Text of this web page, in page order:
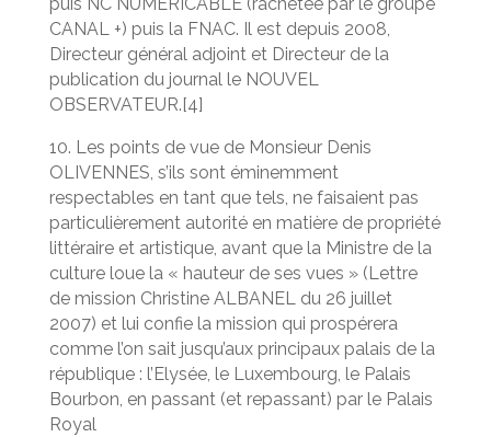
CANAL +) puis la FNAC. Il est depuis 2008,
Directeur général adjoint et Directeur de la
publication du journal le NOUVEL
OBSERVATEUR.[4]
10. Les points de vue de Monsieur Denis
OLIVENNES, s’ils sont éminemment
respectables en tant que tels, ne faisaient pas
particulièrement autorité en matière de propriété
littéraire et artistique, avant que la Ministre de la
culture loue la « hauteur de ses vues » (Lettre
de mission Christine ALBANEL du 26 juillet
2007) et lui confie la mission qui prospérera
comme l’on sait jusqu’aux principaux palais de la
république : l’Elysée, le Luxembourg, le Palais
Bourbon, en passant (et repassant) par le Palais
Royal